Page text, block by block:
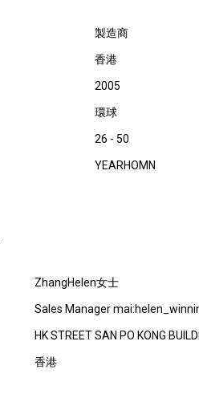
製造商
香港
2005
環球
26 - 50
YEARHOMN
ZhangHelen女士
Sales Manager
HK STREET SAN PO KONG
香港